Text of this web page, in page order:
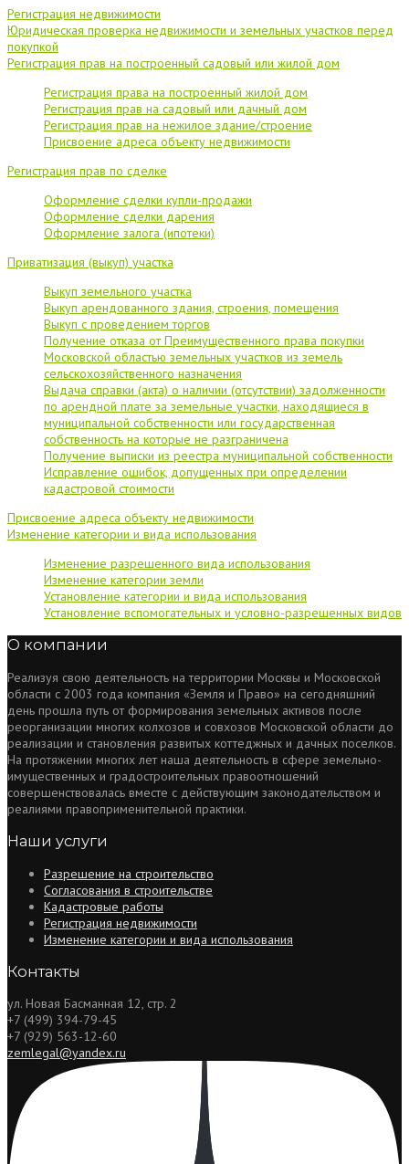
Регистрация недвижимости
Юридическая проверка недвижимости и земельных участков перед
покупкой
Регистрация прав на построенный садовый или жилой дом
Регистрация права на построенный жилой дом
Регистрация прав на садовый или дачный дом
Регистрация прав на нежилое здание/строение
Присвоение адреса объекту недвижимости
Регистрация прав по сделке
Оформление сделки купли-продажи
Оформление сделки дарения
Оформление залога (ипотеки)
Приватизация (выкуп) участка
Выкуп земельного участка
Выкуп арендованного здания, строения, помещения
Выкуп с проведением торгов
Получение отказа от Преимущественного права покупки
Московской областью земельных участков из земель
сельскохозяйственного назначения
Выдача справки (акта) о наличии (отсутствии) задолженности
по арендной плате за земельные участки, находящиеся в
муниципальной собственности или государственная
собственность на которые не разграничена
Получение выписки из реестра муниципальной собственности
Исправление ошибок, допущенных при определении
кадастровой стоимости
Присвоение адреса объекту недвижимости
Изменение категории и вида использования
Изменение разрешенного вида использования
Изменение категории земли
Установление категории и вида использования
Установление вспомогательных и условно-разрешенных видов
О компании
Реализуя свою деятельность на территории Москвы и Московской
области с 2003 года компания «Земля и Право» на сегодняшний
день прошла путь от формирования земельных активов после
реорганизации многих колхозов и совхозов Московской области до
реализации и становления развитых коттеджных и дачных поселков.
На протяжении многих лет наша деятельность в сфере земельно-
имущественных и градостроительных правоотношений
совершенствовалась вместе с действующим законодательством и
реалиями правоприменительной практики.
Наши услуги
Разрешение на строительство
Согласования в строительстве
Кадастровые работы
Регистрация недвижимости
Изменение категории и вида использования
Контакты
ул. Новая Басманная 12, стр. 2
+7 (499) 394-79-45
+7 (929) 563-12-60
zemlegal@yandex.ru